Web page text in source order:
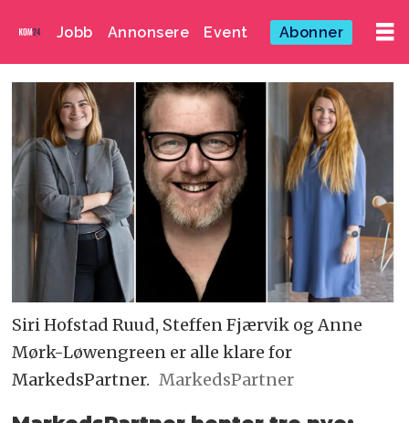
Jobb Annonsere Event Abonner
Siri Hofstad Ruud, Steffen Fjærvik og Anne
Mørk-Løwengreen er alle klare for
MarkedsPartner. MarkedsPartner